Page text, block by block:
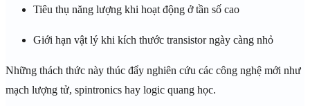
Tiêu thụ năng lượng khi hoạt động ở tần số cao
Giới hạn vật lý khi kích thước transistor ngày càng nhỏ
Những thách thức này thúc đẩy nghiên cứu các công nghệ mới như
mạch lượng tử, spintronics hay logic quang học.